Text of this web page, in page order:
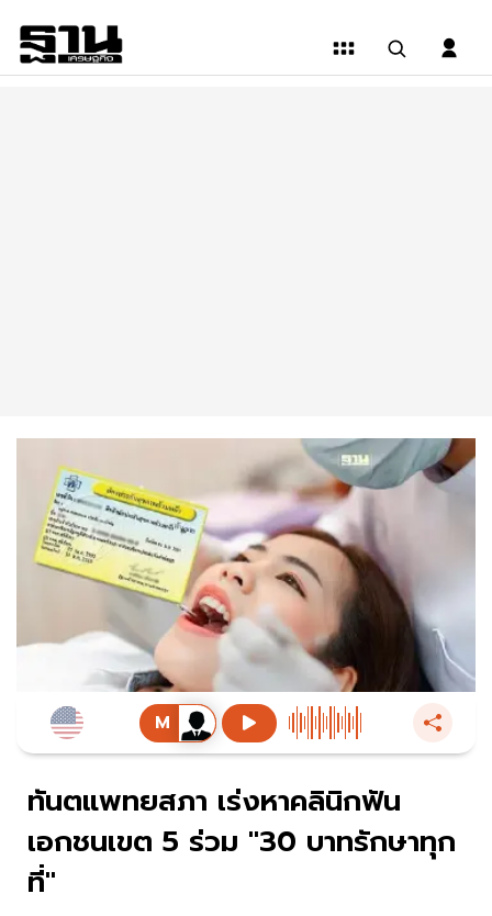
ทันตแพทยสภา เร่งหาคลินิกฟัน
เอกชนเขต 5 ร่วม "30 บาทรักษาทุก
ที่"